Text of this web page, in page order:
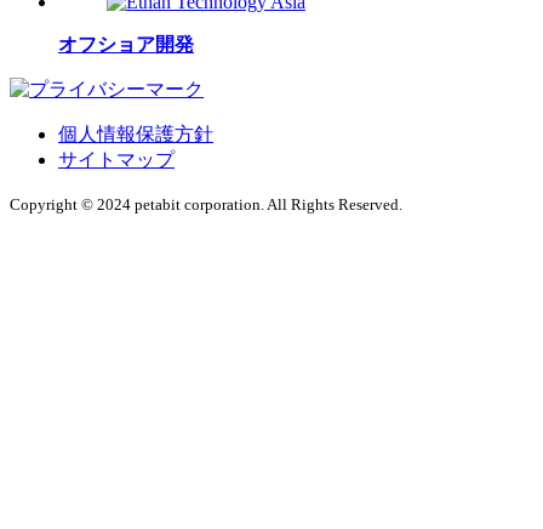
オフショア開発
個人情報保護方針
サイトマップ
Copyright © 2024 petabit corporation. All Rights Reserved.